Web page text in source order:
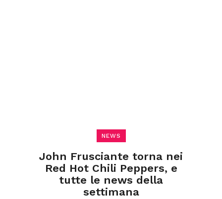
NEWS
John Frusciante torna nei
Red Hot Chili Peppers, e
tutte le news della
settimana